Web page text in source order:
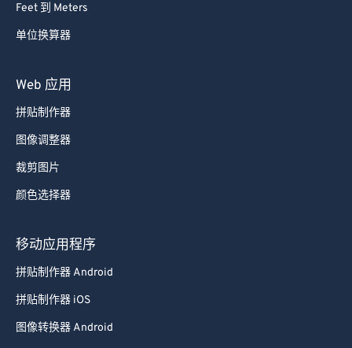
Feet 到 Meters
单位换算器
Web 应用
拼贴制作器
图像调整器
裁剪图片
颜色选择器
移动应用程序
拼贴制作器 Android
拼贴制作器 iOS
图像转换器 Android